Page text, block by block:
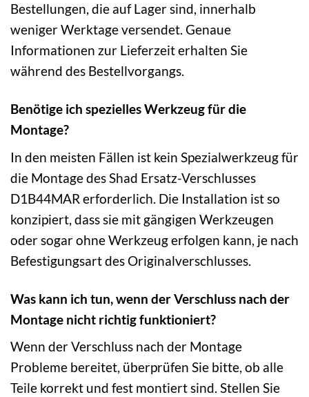
Bestellungen, die auf Lager sind, innerhalb
weniger Werktage versendet. Genaue
Informationen zur Lieferzeit erhalten Sie
während des Bestellvorgangs.
Benötige ich spezielles Werkzeug für die
Montage?
In den meisten Fällen ist kein Spezialwerkzeug für
die Montage des Shad Ersatz-Verschlusses
D1B44MAR erforderlich. Die Installation ist so
konzipiert, dass sie mit gängigen Werkzeugen
oder sogar ohne Werkzeug erfolgen kann, je nach
Befestigungsart des Originalverschlusses.
Was kann ich tun, wenn der Verschluss nach der
Montage nicht richtig funktioniert?
Wenn der Verschluss nach der Montage
Probleme bereitet, überprüfen Sie bitte, ob alle
Teile korrekt und fest montiert sind. Stellen Sie